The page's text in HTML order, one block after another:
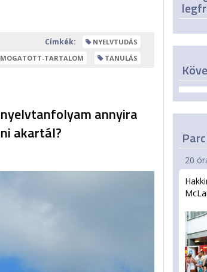
Címkék:
NYELVTUDÁS
TARTALOM
TANULÁS
annyira
akartál?
20